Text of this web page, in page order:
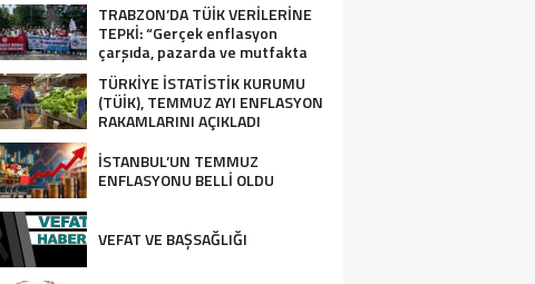
TRABZON’DA TÜİK VERİLERİNE
TEPKİ: “Gerçek enflasyon
çarşıda, pazarda ve mutfakta
yaşanıyor”
TÜRKİYE İSTATİSTİK KURUMU
(TÜİK), TEMMUZ AYI ENFLASYON
RAKAMLARINI AÇIKLADI
İSTANBUL’UN TEMMUZ
ENFLASYONU BELLİ OLDU
VEFAT VE BAŞSAĞLIĞI